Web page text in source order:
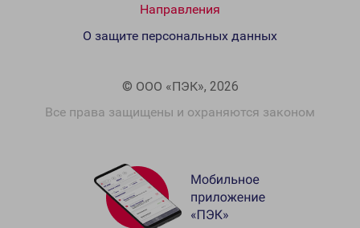
Направления
© ООО «ПЭК», 2026
Все права защищены и охраняются законом
О защите персональных данных